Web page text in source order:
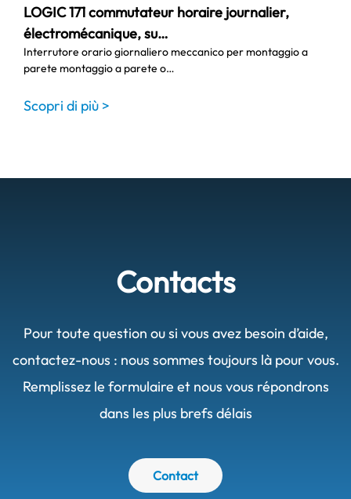
LOGIC 171 commutateur horaire journalier,
électromécanique, su…
Interrutore orario giornaliero meccanico per montaggio a
parete montaggio a parete o…
Scopri di più >
Contacts
Pour toute question ou si vous avez besoin d’aide,
contactez-nous : nous sommes toujours là pour vous.
Remplissez le formulaire et nous vous répondrons
dans les plus brefs délais
Contact